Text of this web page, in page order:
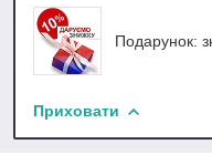
Подарунок:
Приховати